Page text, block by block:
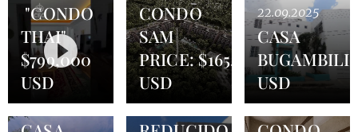
"CONDO
THAI"
$799,000
USD
CONDO
SAM
PRICE: $165,000
USD
22.09.2025
CASA
USD
14.08.2025
06.08.2025
CASA
ORTIZ PRECIO30.07.2025